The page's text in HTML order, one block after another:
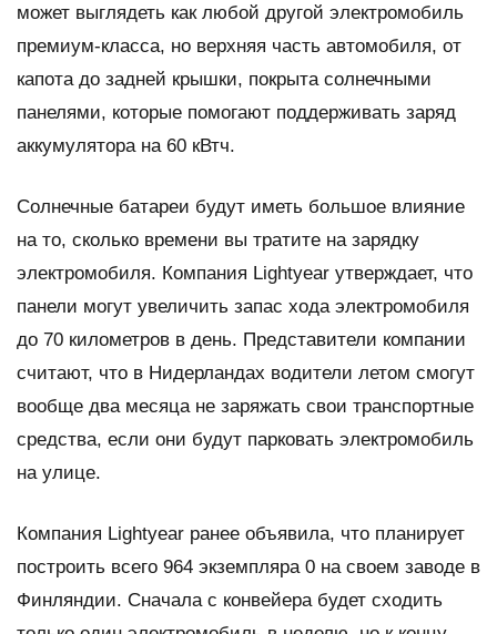
может выглядеть как любой другой электромобиль
премиум-класса, но верхняя часть автомобиля, от
капота до задней крышки, покрыта солнечными
панелями, которые помогают поддерживать заряд
аккумулятора на 60 кВтч.
Солнечные батареи будут иметь большое влияние
на то, сколько времени вы тратите на зарядку
электромобиля. Компания Lightyear утверждает, что
панели могут увеличить запас хода электромобиля
до 70 километров в день. Представители компании
считают, что в Нидерландах водители летом смогут
вообще два месяца не заряжать свои транспортные
средства, если они будут парковать электромобиль
на улице.
Компания Lightyear ранее объявила, что планирует
построить всего 964 экземпляра 0 на своем заводе в
Финляндии. Сначала с конвейера будет сходить